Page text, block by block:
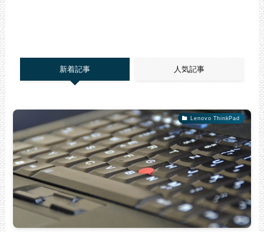
新着記事 人気記事
Lenovo ThinkPad